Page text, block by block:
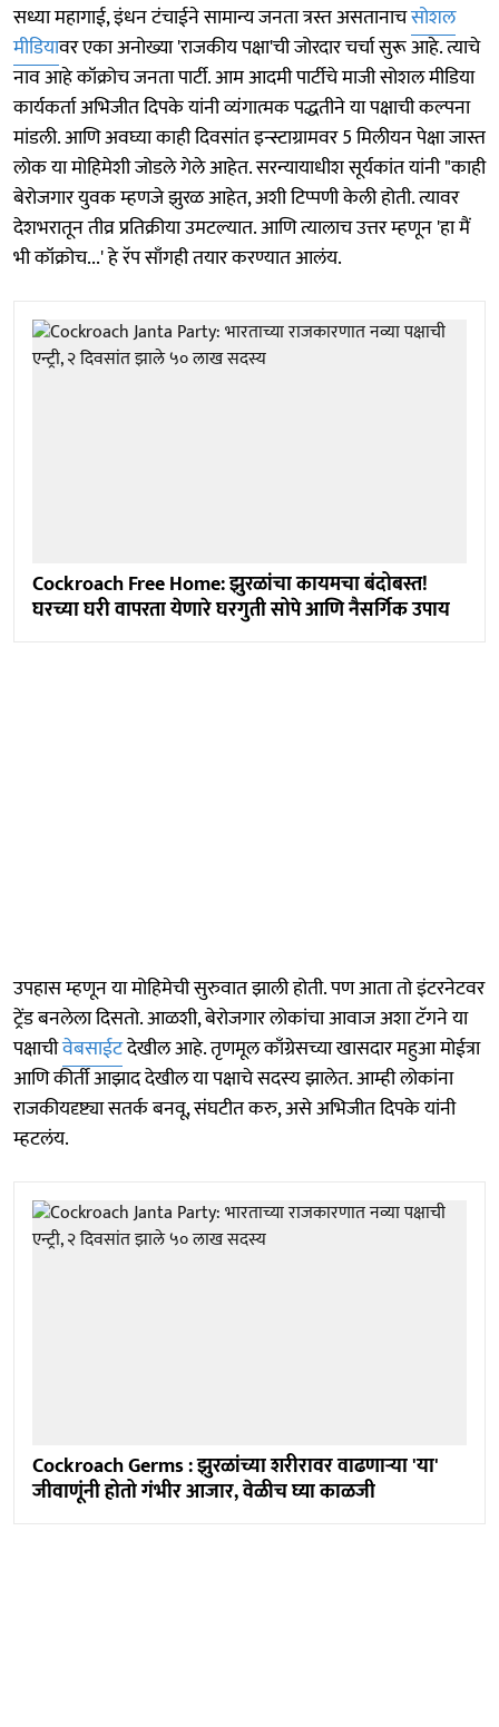
सध्या महागाई, इंधन टंचाईने सामान्य जनता त्रस्त असतानाचसोशल
मीडियावर एका अनोख्या 'राजकीय पक्षा'ची जोरदार चर्चा सुरू आहे. त्याचे
नाव आहे कॉक्रोच जनता पार्टी. आम आदमी पार्टीचे माजी सोशल मीडिया
कार्यकर्ता अभिजीत दिपके यांनी व्यंगात्मक पद्धतीने या पक्षाची कल्पना
मांडली. आणि अवघ्या काही दिवसांत इन्स्टाग्रामवर 5 मिलीयन पेक्षा जास्त
लोक या मोहिमेशी जोडले गेले आहेत. सरन्यायाधीश सूर्यकांत यांनी "काही
बेरोजगार युवक म्हणजे झुरळ आहेत, अशी टिप्पणी केली होती. त्यावर
देशभरातून तीव्र प्रतिक्रीया उमटल्यात. आणि त्यालाच उत्तर म्हणून 'हा मैं
भी कॉक्रोच...' हे रॅप साँगही तयार करण्यात आलंय.
Cockroach Free Home: झुरळांचा कायमचा बंदोबस्त!
घरच्या घरी वापरता येणारे घरगुती सोपे आणि नैसर्गिक उपाय
उपहास म्हणून या मोहिमेची सुरुवात झाली होती. पण आता तो इंटरनेटवर
ट्रेंड बनलेला दिसतो. आळशी, बेरोजगार लोकांचा आवाज अशा टॅगने या
पक्षाचीवेबसाईटदेखील आहे. तृणमूल काँग्रेसच्या खासदार महुआ मोईत्रा
आणि कीर्ती आझाद देखील या पक्षाचे सदस्य झालेत. आम्ही लोकांना
राजकीयदृष्ट्या सतर्क बनवू, संघटीत करु, असे अभिजीत दिपके यांनी
म्हटलंय.
Cockroach Germs : झुरळांच्या शरीरावर वाढणाऱ्या 'या'
जीवाणूंनी होतो गंभीर आजार, वेळीच घ्या काळजी